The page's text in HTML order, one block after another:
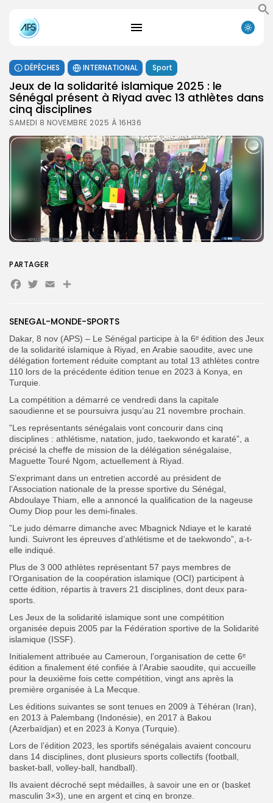
for:
FR
DÉPÊCHES INTERNATIONAL Sport
‎Jeux de la solidarité islamique 2025 : le
Sénégal présent à Riyad avec 13 athlètes dans
cinq disciplines
SAMEDI 8 NOVEMBRE 2025 À 16H36
SENEGAL-MONDE-SPORTS
‎Dakar, 8 nov (APS) – Le Sénégal participe à la 6ᵉ édition des Jeux
de la solidarité islamique à Riyad, en Arabie saoudite, avec une
délégation fortement réduite comptant au total 13 athlètes contre
110 lors de la précédente édition tenue en 2023 à Konya, en
Turquie.
‎La compétition a démarré ce vendredi dans la capitale
saoudienne et se poursuivra jusqu’au 21 novembre prochain.
”‎Les représentants sénégalais vont concourir dans cinq
disciplines : athlétisme, natation, judo, taekwondo et karaté”, a
précisé la cheffe de mission de la délégation sénégalaise,
Maguette Touré Ngom, actuellement à Riyad.
S’exprimant dans un entretien accordé au président de
l’Association nationale de la presse sportive du Sénégal,
Abdoulaye Thiam, elle a annoncé la qualification de la nageuse
Oumy Diop pour les demi-finales.
‎”Le judo démarre dimanche avec Mbagnick Ndiaye et le karaté
lundi. Suivront les épreuves d’athlétisme et de taekwondo”, a-t-
elle indiqué.
Plus de 3 000 athlètes représentant 57 pays membres de
l’Organisation de la coopération islamique (OCI) participent à
cette édition, répartis à travers 21 disciplines, dont deux para-
sports.
Les Jeux de la solidarité islamique sont une compétition
organisée depuis 2005 par la Fédération sportive de la Solidarité
islamique (ISSF).
‎Initialement attribuée au Cameroun, l’organisation de cette 6ᵉ
édition a finalement été confiée à l’Arabie saoudite, qui accueille
pour la deuxième fois cette compétition, vingt ans après la
première organisée à La Mecque.
Les éditions suivantes se sont tenues en 2009 à Téhéran (Iran),
en 2013 à Palembang (Indonésie), en 2017 à Bakou
(Azerbaïdjan) et en 2023 à Konya (Turquie).
‎Lors de l’édition 2023, les sportifs sénégalais avaient concouru
dans 14 disciplines, dont plusieurs sports collectifs (football,
basket-ball, volley-ball, handball).
‎Ils avaient décroché sept médailles, à savoir une en or (basket
masculin 3×3), une en argent et cinq en bronze.
PARTAGER
Facebook
Twitter
EmailPartager